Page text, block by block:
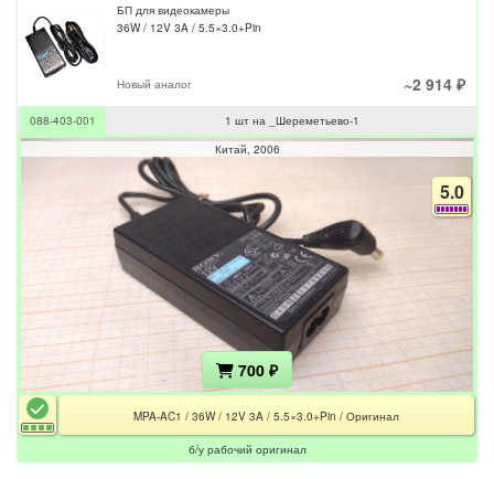
БП для видеокамеры
36W / 12V 3A / 5.5×3.0+Pin
Новый аналог ~2 914 ₽
088-403-001
1 шт на _Шереметьево-1
Китай 2006
5.0
700 ₽
MPA-AC1 / 36W / 12V 3A / 5.5×3.0+Pin / Оригинал
б/у рабочий оригинал